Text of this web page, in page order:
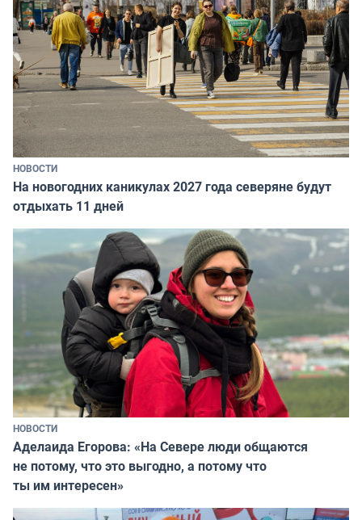
НОВОСТИ
На новогодних каникулах 2027 года северяне будут
отдыхать 11 дней
НОВОСТИ
Аделаида Егорова: «На Севере люди общаются
не потому, что это выгодно, а потому что
ты им интересен»